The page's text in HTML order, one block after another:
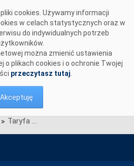
cookies. Używamy informacji
w celach statystycznych oraz w
do indywidualnych potrzeb
można zmienić ustawienia
o plikach cookies i o ochronie Twojej
przeczytasz tutaj
Akceptuję
> Taryfa wieloletnia PSE Operator zaakceptowana przez URE